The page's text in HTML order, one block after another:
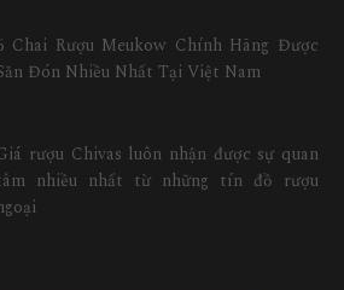
Chai Rượu Meukow Chính Hãng Được
Đón Nhiều Nhất Tại Việt Nam
rượu Chivas luôn nhận được sự quan
nhiều nhất từ những tín đồ rượu